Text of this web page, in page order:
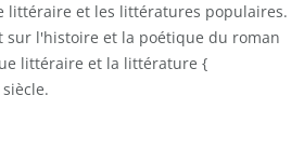
littéraire et les littératures populaires.
sur l'histoire et la poétique du roman
littéraire et la littérature {
siècle.